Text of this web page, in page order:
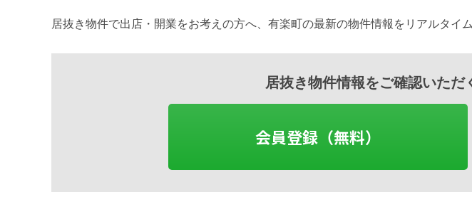
居抜き物件で出店・開業をお考えの方へ、有楽町の最新の物件情報をリアルタイ
居抜き物件情報をご確認いただ
会員登録（無料）